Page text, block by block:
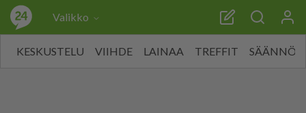
Valikko
KESKUSTELU VIIHDE LAINAA TREFFIT SÄÄNNÖT